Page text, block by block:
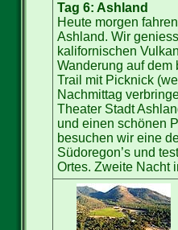
Tag 6: Ashland
Heute morgen
Ashland. Wir
kalifornischen
Wanderung auf dem
Trail mit Picknick
Nachmittag
Theater Stadt
und einen schönen
besuchen wir eine
Südoregon’s und
Ortes. Zweite Nacht